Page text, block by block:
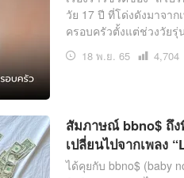
วัย 17 ปี ที่โด่งดังมาจาก
ครอบครัวตั้งแต่ช่วงวัยรุ่
18 พ.ย. 65
เปิด
4,704
สัมภาษณ์ bbno$ ถึง
เปลี่ยนไปจากเพลง
ได้คุยกับ bbno$ (baby